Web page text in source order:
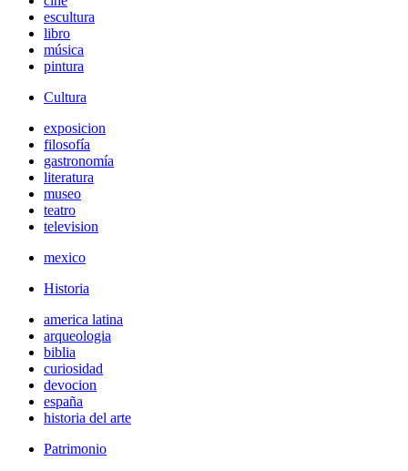
escultura
libro
música
pintura
Cultura
exposicion
filosofía
gastronomía
literatura
museo
teatro
television
mexico
Historia
america latina
arqueologia
biblia
curiosidad
devocion
españa
historia del arte
Patrimonio